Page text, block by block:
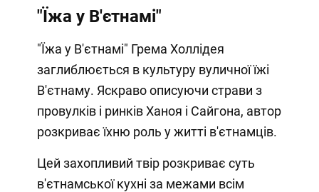
"Їжа у В'єтнамі"
"Їжа у В'єтнамі" Грема Холлідея
заглиблюється в культуру вуличної їжі
В'єтнаму. Яскраво описуючи страви з
провулків і ринків Ханоя і Сайгона, автор
розкриває їхню роль у житті в'єтнамців.
Цей захопливий твір розкриває суть
в'єтнамської кухні за межами всім